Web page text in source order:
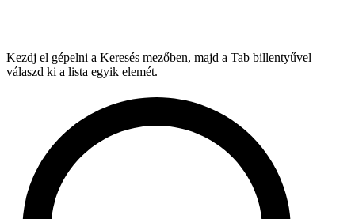
Kezdj el gépelni a Keresés mezőben, majd a Tab billentyűvel
válaszd ki a lista egyik elemét.